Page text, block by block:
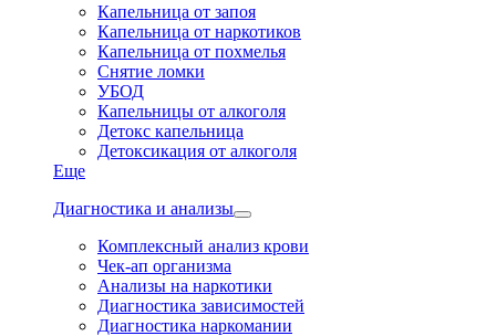
Капельница от запоя
Капельница от наркотиков
Капельница от похмелья
Снятие ломки
УБОД
Капельницы от алкоголя
Детокс капельница
Детоксикация от алкоголя
Еще
Диагностика и анализы
Комплексный анализ крови
Чек-ап организма
Анализы на наркотики
Диагностика зависимостей
Диагностика наркомании